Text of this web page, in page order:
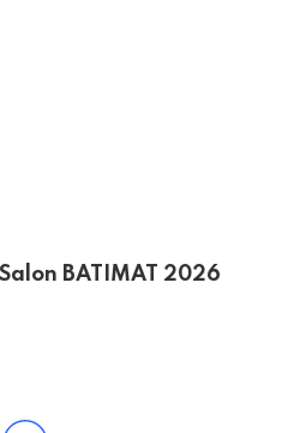
BATIMAT 2026